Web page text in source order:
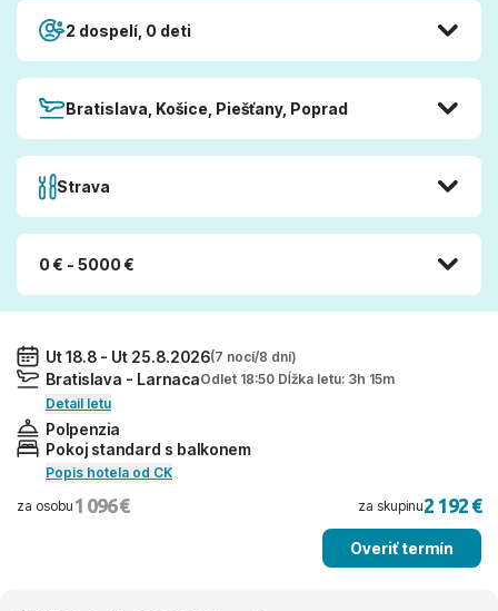
2 dospelí, 0 deti
Bratislava, Košice, Piešťany, Poprad
Strava
0 € - 5000 €
Ut 18.8 - Ut 25.8.2026(7 nocí/8 dní)
Bratislava - LarnacaOdlet 18:50 Dĺžka letu: 3h 15m
Detail letu
Polpenzia
Pokoj standard s balkonem
Popis hotela od CK
za osobu 1 096 € za skupinu2 192 €
Overiť termín